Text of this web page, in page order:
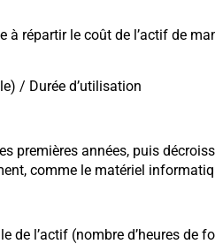
à répartir le coût de l’actif de
/ Durée d’utilisation
premières années, puis
comme le matériel
de l’actif (nombre d’heures de